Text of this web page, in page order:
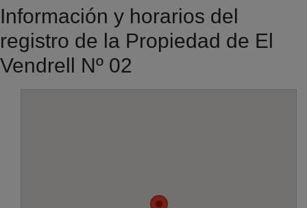
Información y horarios del
registro de la Propiedad de El
Vendrell Nº 02